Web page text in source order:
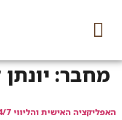
מחבר: